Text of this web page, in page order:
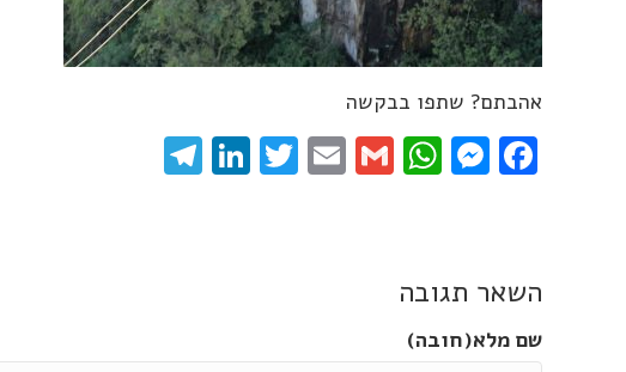
אהבתם? שתפו בבקשה
Facebook
Messenger
WhatsApp
Gmail
Email
Twitter
LinkedIn
השאר תגובה
שם מלא(חובה)